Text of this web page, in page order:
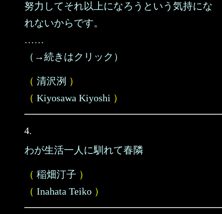
努力してそれ以上になろうという気持にな
れないからです。
……
（→続きはクリック）
（ 清沢洌 ）
（ Kiyosawa Kiyoshi ）
4.
わが生活一人に馴れて春隣
（ 稲畑汀子 ）
（ Inahata Teiko ）